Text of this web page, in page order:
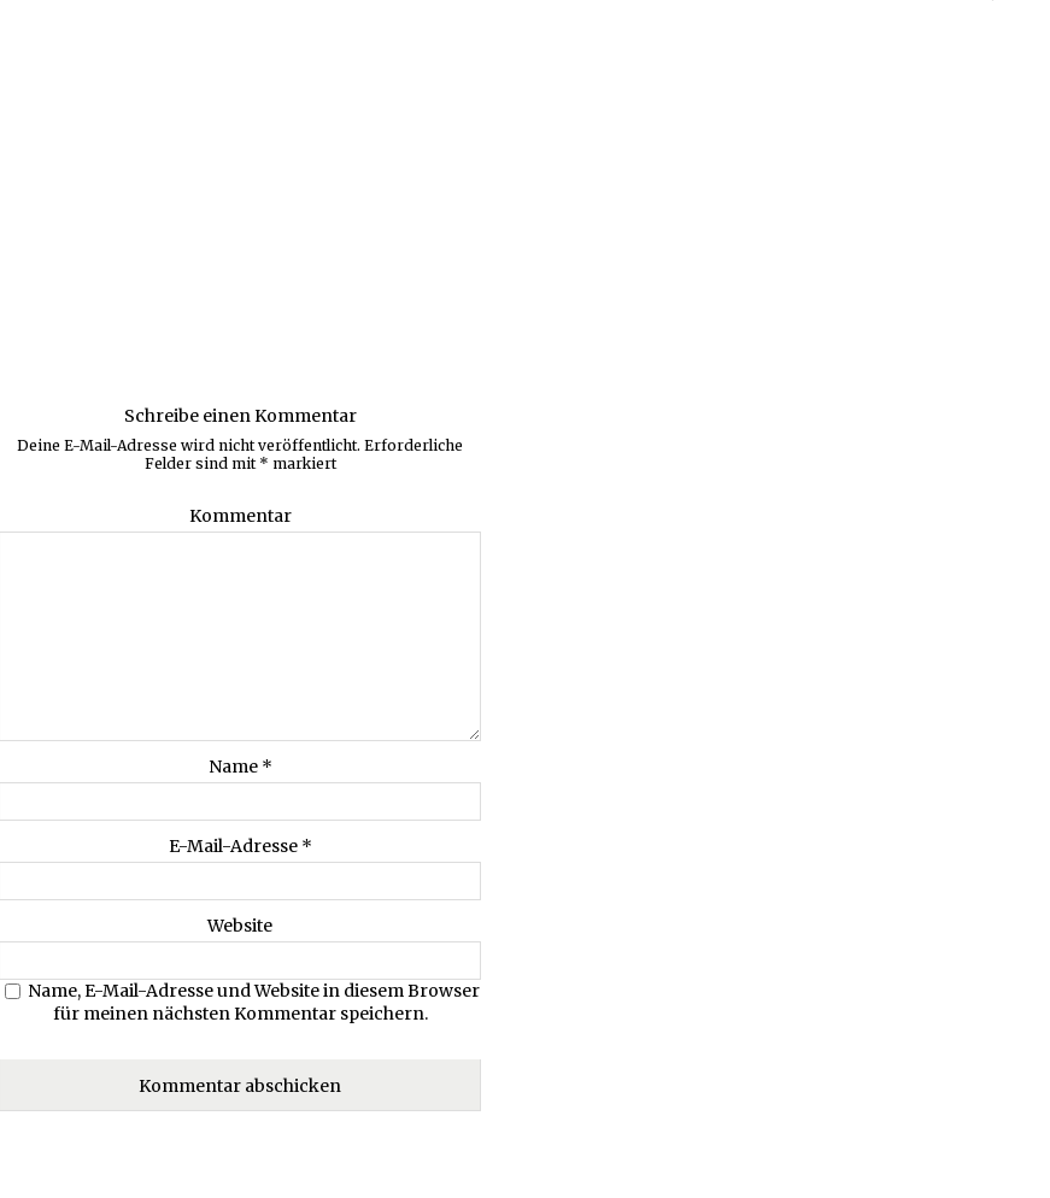
Schreibe einen Kommentar
Deine E-Mail-Adresse wird nicht veröffentlicht. Erforderliche
Felder sind mit * markiert
Kommentar
Name *
E-Mail-Adresse *
Website
Name, E-Mail-Adresse und Website in diesem Browser
für meinen nächsten Kommentar speichern.